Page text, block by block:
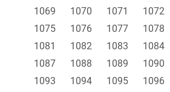
1069
1070 1071 1072
1075
1076 1077 1078
1081
1082 1083 1084
1087
1088 1089 1090
1093
1094 1095 1096